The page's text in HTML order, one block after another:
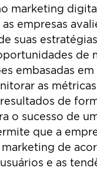
marketing
empresas
suas
de
embasadas em
as
de
o sucesso de
que a
marketing de
e as